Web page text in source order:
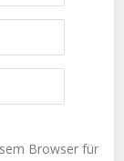
Browser für